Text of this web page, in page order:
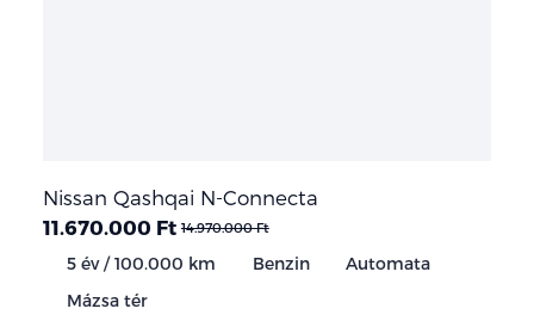
Nissan Qashqai N-Connecta
11.670.000 Ft 14.970.000 Ft
5 év / 100.000 km Benzin
Automata
Mázsa tér